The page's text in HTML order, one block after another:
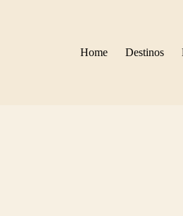
Home Destinos